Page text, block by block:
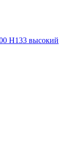
H133 высокий